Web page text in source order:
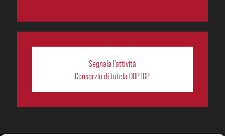
Segnala l’attività
Consorzio di tutela DOP IGP